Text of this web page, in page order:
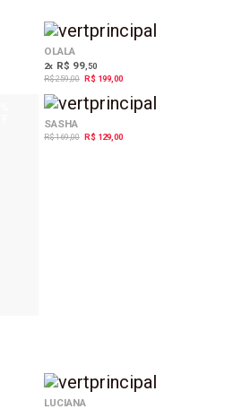
OLALA
2x R$ 99,50
R$ 259,00 R$ 199,00
SASHA
R$ 169,00 R$ 129,00
LUCIANA